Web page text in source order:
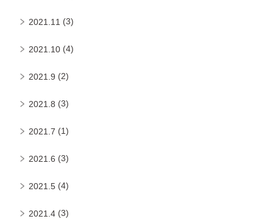
2021.11 (3)
2021.10 (4)
2021.9 (2)
2021.8 (3)
2021.7 (1)
2021.6 (3)
2021.5 (4)
2021.4 (3)